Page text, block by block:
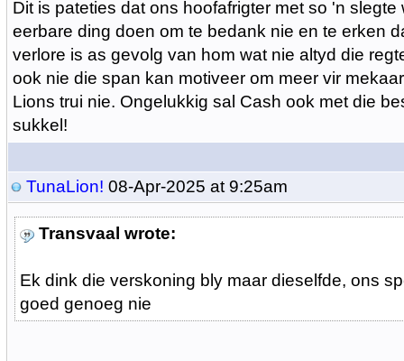
Dit is pateties dat ons hoofafrigter met so 'n slegte
eerbare ding doen om te bedank nie en te erken
verlore is as gevolg van hom wat nie altyd die
ook nie die span kan motiveer om meer vir
Lions trui nie. Ongelukkig sal Cash ook met die
sukkel!
TunaLion! 08-Apr-2025 at 9:25am
Transvaal wrote:
Ek dink die verskoning bly maar dieselfde, ons
goed genoeg nie